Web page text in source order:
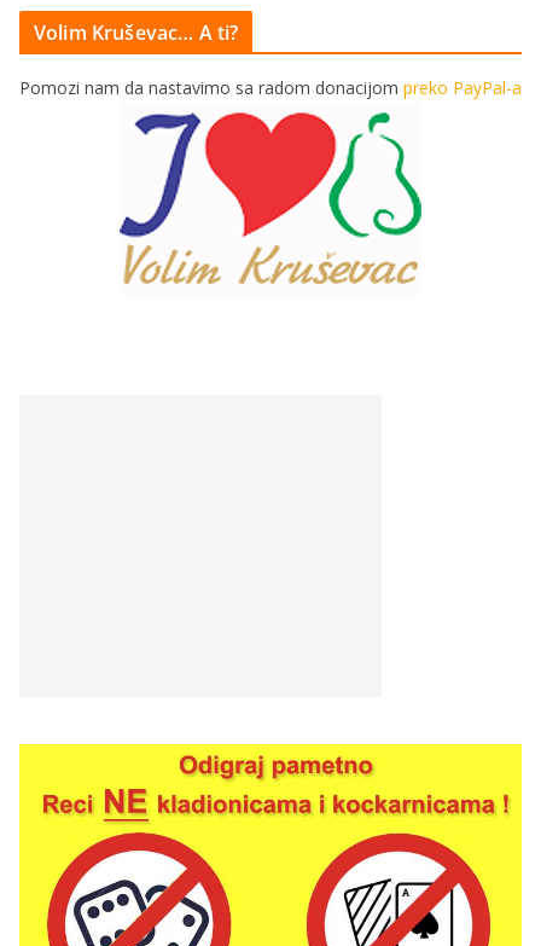
Volim Kruševac… A ti?
Pomozi nam da nastavimo sa radom donacijom preko PayPal-a